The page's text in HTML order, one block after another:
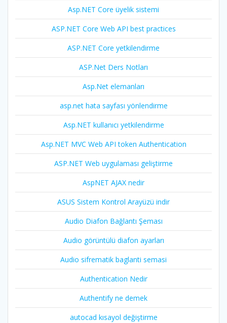
Asp.NET Core üyelik sistemi
ASP.NET Core Web API best practices
ASP.NET Core yetkilendirme
ASP.Net Ders Notları
Asp.Net elemanları
asp.net hata sayfası yönlendirme
Asp.NET kullanıcı yetkilendirme
Asp.NET MVC Web API token Authentication
ASP.NET Web uygulaması geliştirme
AspNET AJAX nedir
ASUS Sistem Kontrol Arayüzü indir
Audio Diafon Bağlantı Şeması
Audio görüntülü diafon ayarları
Audio sifrematik baglanti semasi
Authentication Nedir
Authentify ne demek
autocad kısayol değiştirme